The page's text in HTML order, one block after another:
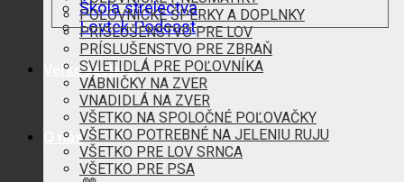
Škola strelectva
Lovtek Podcast
Veľkoobchod
O nás
POĽOVNÍCKE ŠPERKY A DOPLNKY
PRÍSLUŠENSTVO PRE LOV
PRÍSLUŠENSTVO PRE ZBRAŇ
SVIETIDLÁ PRE POĽOVNÍKA
VÁBNIČKY NA ZVER
VNADIDLÁ NA ZVER
VŠETKO NA SPOLOČNÉ POĽOVAČKY
VŠETKO POTREBNÉ NA JELENIU RUJU
VŠETKO PRE LOV SRNCA
VŠETKO PRE PSA